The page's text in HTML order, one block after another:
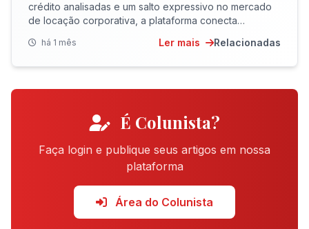
crédito analisadas e um salto expressivo no mercado
de locação corporativa, a plataforma conecta
caixa das empresas e apostando em inteligência
há 1 mês Ler mais Relacionadas
É Colunista?
Faça login e publique seus artigos em nossa
plataforma
Área do Colunista